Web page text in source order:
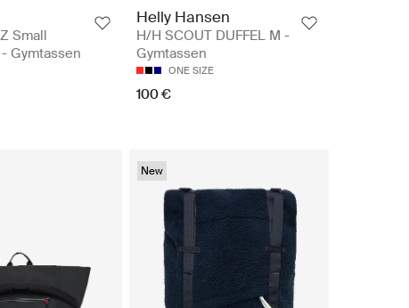
Small
Gymtassen
Helly Hansen
H/H SCOUT DUFFEL M -
Gymtassen
ONE SIZE
100 €
New